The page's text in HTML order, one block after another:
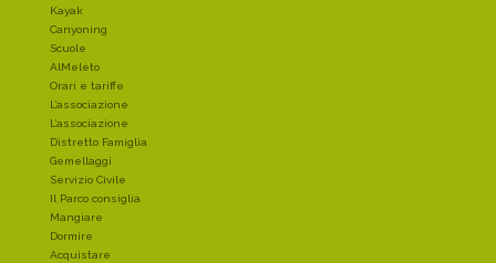
Kayak
Canyoning
Scuole
AlMeleto
Orari e tariffe
L’associazione
L’associazione
Distretto Famiglia
Gemellaggi
Servizio Civile
Il Parco consiglia
Mangiare
Dormire
Acquistare